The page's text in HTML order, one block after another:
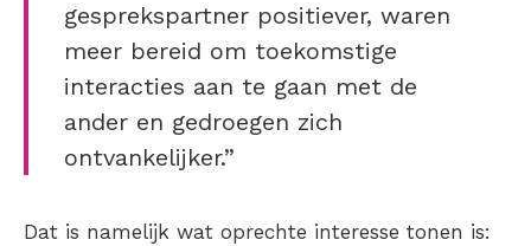
gesprekspartner positiever, waren
meer bereid om toekomstige
interacties aan te gaan met de
ander en gedroegen zich
ontvankelijker.”
Dat is namelijk wat oprechte interesse tonen is: